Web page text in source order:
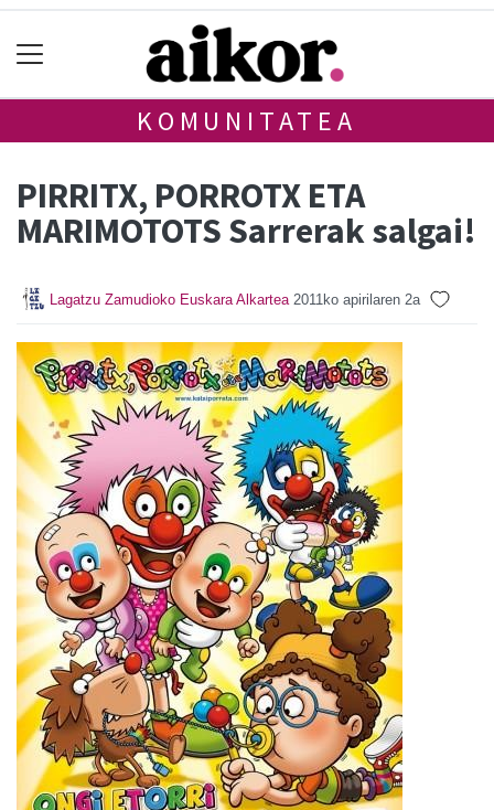
KOMUNITATEA
PIRRITX, PORROTX ETA
MARIMOTOTS Sarrerak salgai!
Lagatzu Zamudioko Euskara Alkartea 2011ko apirilaren 2a